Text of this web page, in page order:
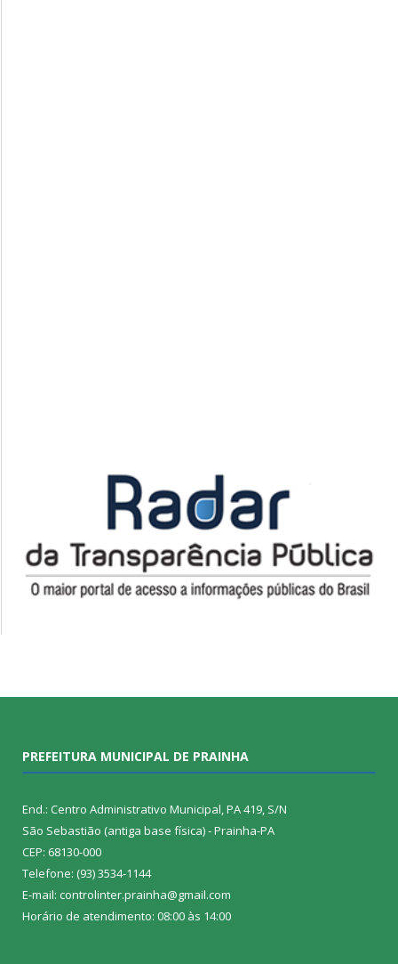
PREFEITURA MUNICIPAL DE PRAINHA
End.: Centro Administrativo Municipal, PA 419, S/N
São Sebastião (antiga base física) - Prainha-PA
CEP: 68130-000
Telefone: (93) 3534-1144
E-mail: controlinter.prainha@gmail.com
Horário de atendimento: 08:00 às 14:00